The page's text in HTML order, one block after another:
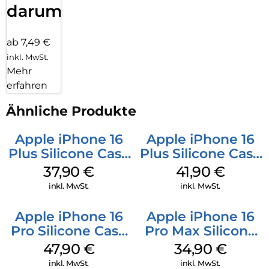
darum!
ab 7,49 €
inkl. MwSt.
Mehr
erfahren
Ähnliche Produkte
Apple iPhone 16
Plus Silicone Case
MagSafe Lake
Green
37,90€
inkl. MwSt.
Apple iPhone 16
Plus Silicone Case
MagSafe Stone
Gray
41,90 €
inkl. MwSt.
Apple iPhone 16
Pro Silicone Case
MagSafe Denim
47,90 €
inkl. MwSt.
Apple iPhone 16
Pro Max Silicone
Case MagSafe
Denim
34,90 €
inkl. MwSt.